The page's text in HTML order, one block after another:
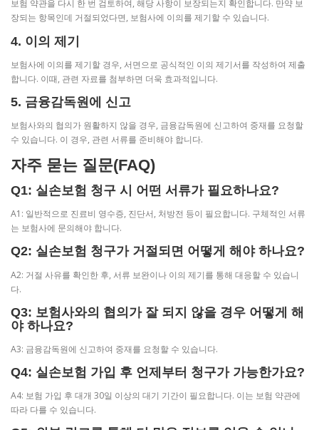
보험 약관을 다시 한 번 검토하여, 해당 사항이 보장되는지 확인합니다. 만약 보
장되는 항목인데 거절되었다면, 보험사에 이의를 제기할 수 있습니다.
4. 이의 제기
보험사에 이의를 제기할 경우, 서면으로 공식적인 이의 제기서를 작성하여 제출
합니다. 이때, 관련 자료를 첨부하면 더욱 효과적입니다.
5. 금융감독원에 신고
보험사와의 협의가 원활하지 않을 경우, 금융감독원에 신고하여 중재를 요청할
수 있습니다. 이 경우, 관련 서류를 준비해야 합니다.
자주 묻는 질문(FAQ)
Q1: 실손보험 청구 시 어떤 서류가 필요하나요?
A1: 일반적으로 진료비 영수증, 진단서, 처방전 등이 필요합니다. 구체적인 서류
는 보험사에 문의해야 합니다.
Q2: 실손보험 청구가 거절되면 어떻게 해야 하나요?
A2: 거절 사유를 확인한 후, 서류 보완이나 이의 제기를 통해 대응할 수 있습니
다.
Q3: 보험사와의 협의가 잘 되지 않을 경우 어떻게 해
야 하나요?
A3: 금융감독원에 신고하여 중재를 요청할 수 있습니다.
Q4: 실손보험 가입 후 언제부터 청구가 가능한가요?
A4: 보험 가입 후 대개 30일 이상의 대기 기간이 필요합니다. 이는 보험 약관에
따라 다를 수 있습니다.